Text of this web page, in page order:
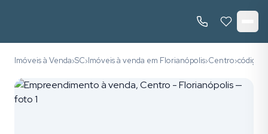
Imóveis à Venda›SC›Imóveis à venda em Florianópolis›Centro›código